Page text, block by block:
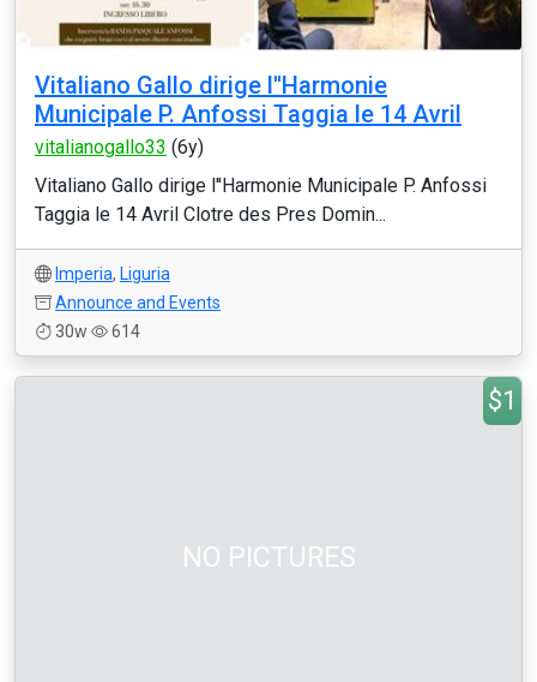
Vitaliano Gallo dirige l''Harmonie
Municipale P. Anfossi Taggia le 14 Avril
vitalianogallo33 (6y)
Vitaliano Gallo dirige l''Harmonie Municipale P. Anfossi
Taggia le 14 Avril Clotre des Pres Domin...
Imperia, Liguria
Announce and Events
30w
614
NO PICTURES
$1